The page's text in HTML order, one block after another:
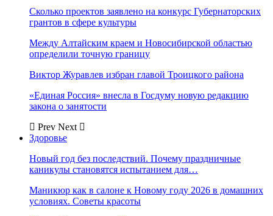
Сколько проектов заявлено на конкурс Губернаторских
грантов в сфере культуры
Между Алтайским краем и Новосибирской областью
определили точную границу
Виктор Журавлев избран главой Троицкого района
«Единая Россия» внесла в Госдуму новую редакцию
закона о занятости
Prev Next
Здоровье
Новый год без последствий. Почему праздничные
каникулы становятся испытанием для…
Маникюр как в салоне к Новому году 2026 в домашних
условиях. Советы красоты